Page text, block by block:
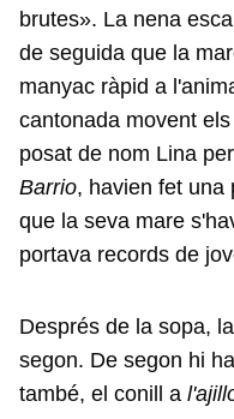
brutes». La nena
de seguida que la
manyac ràpid a
cantonada movent
posat de nom Lina
Barrio, havien fet una
que la seva mare
portava records de
Després de la sopa,
segon. De segon hi
també, el conill a